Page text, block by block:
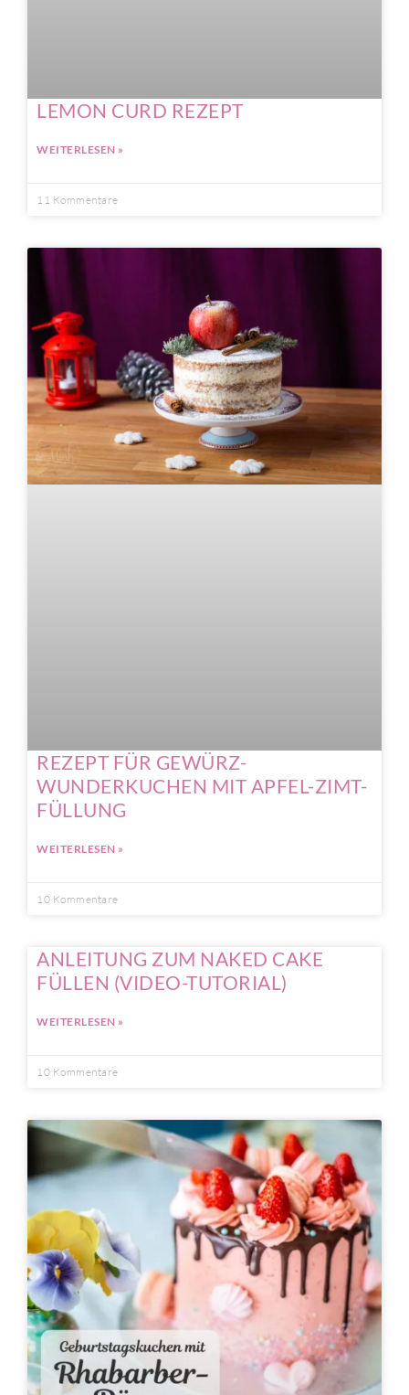
LEMON CURD REZEPT
WEITERLESEN »
11 Kommentare
REZEPT FÜR GEWÜRZ-
WUNDERKUCHEN MIT APFEL-ZIMT-
FÜLLUNG
WEITERLESEN »
10 Kommentare
ANLEITUNG ZUM NAKED CAKE
FÜLLEN (VIDEO-TUTORIAL)
WEITERLESEN »
10 Kommentare